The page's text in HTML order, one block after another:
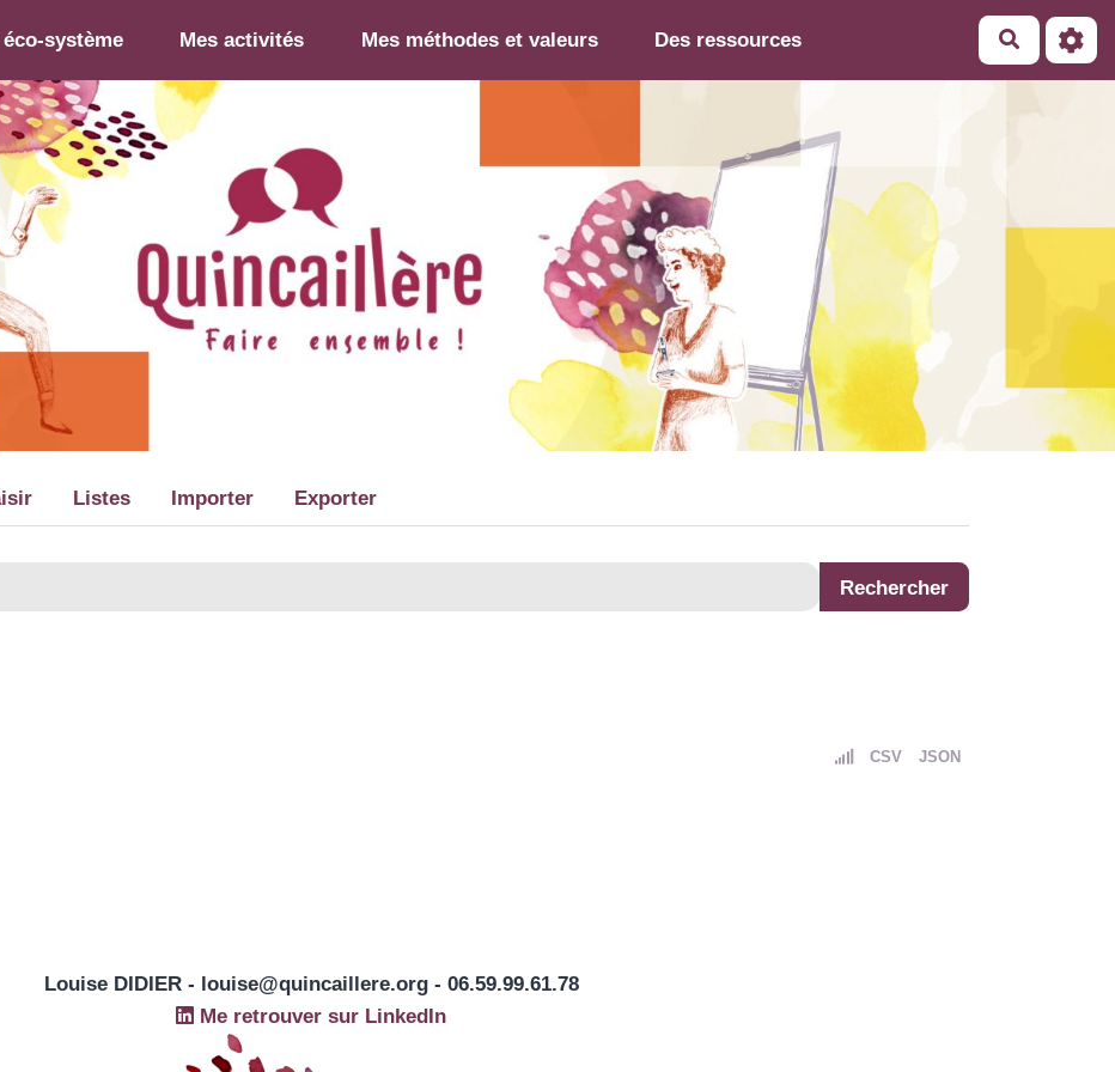
système Mes activités Mes méthodes et valeurs Des ressources
Listes Importer Exporter
CSV JSON
Louise DIDIER - louise@quincaillere.org - 06.59.99.61.78
Me retrouver sur LinkedIn